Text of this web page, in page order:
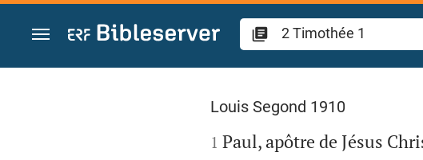
Aller vers contenu
2 Timothée 1
Louis Segond 1910

1 Paul, apôtre de Jésus